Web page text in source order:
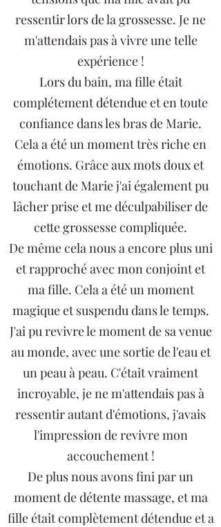
ressentir lors de la grossesse. Je ne
m'attendais pas à vivre une telle
expérience !
Lors du bain, ma fille était
complétement détendue et en toute
confiance dans les bras de Marie.
Cela a été un moment très riche en
émotions. Grâce aux mots doux et
touchant de Marie j'ai également pu
lâcher prise et me déculpabiliser de
cette grossesse compliquée.
De même cela nous a encore plus uni
et rapproché avec mon conjoint et
ma fille. Cela a été un moment
magique et suspendu dans le temps.
J'ai pu revivre le moment de sa venue
au monde, avec une sortie de l'eau et
un peau à peau. C'était vraiment
incroyable, je ne m'attendais pas à
ressentir autant d'émotions, j'avais
l'impression de revivre mon
accouchement !
De plus nous avons fini par un
moment de détente massage, et ma
fille était complètement détendue et a